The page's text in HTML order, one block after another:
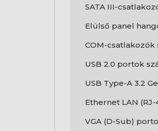
SATA III-
Elülső panel
COM-csatlakozók
USB 2.0 portok
USB Type-A 3.2
Ethernet LAN
VGA (D-Sub)